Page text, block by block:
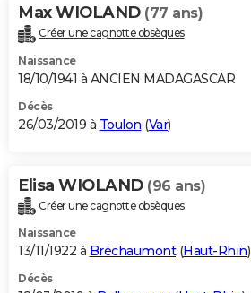
Max WIOLAND (77 ans)
Créer une cagnotte obsèques
Naissance
18/10/1941 à ANCIEN MADAGASCAR
Décès
26/03/2019 à Toulon (Var)
Elisa WIOLAND (96 ans)
Créer une cagnotte obsèques
Naissance
13/11/1922 à Bréchaumont(Haut-Rhin)
Décès